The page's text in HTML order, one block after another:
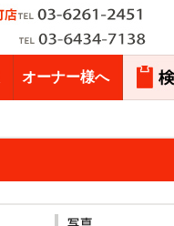
オーナー様へ